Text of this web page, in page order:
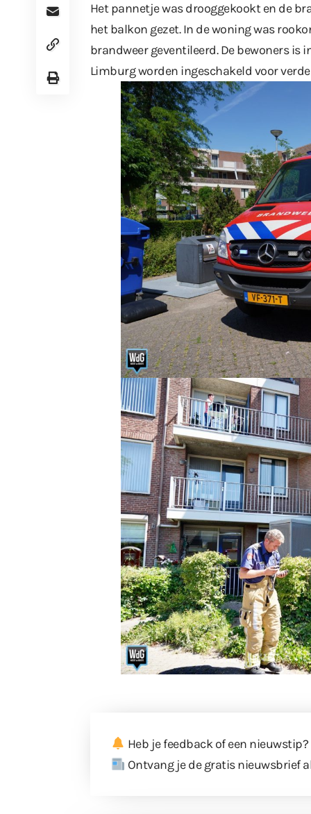
Het pannetje was drooggekookt en de
het balkon gezet. In de woning was
brandweer geventileerd. De bewoners is
Limburg worden ingeschakeld voor
Heb je feedback of een nieuwstip?
Ontvang je de gratis nieuwsbrief